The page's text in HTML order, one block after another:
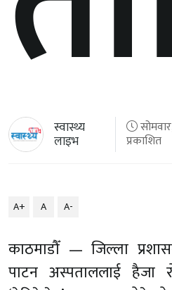
स्वास्थ्य
लाइभ प्रकाशित
A+ A A-
काठमाडौँ — जिल्ला
पाटन अस्पताललाई हैजा